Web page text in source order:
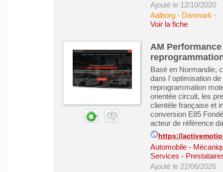
Ajouté le 12/10/2020
Aalborg - Danmark -
Voir la fiche
AM
Basé en Normandie,
dans l´optimisation
reprogrammation
orientée circuit, les
clientèle française et
conversion E85
acteur de référence
https://
Automobile -
Services -
Ajouté le 22/06/2026